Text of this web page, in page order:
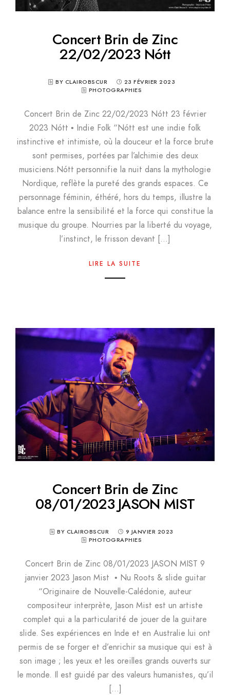
Concert Brin de Zinc
22/02/2023 Nótt
BY CLAIROBSCUR
23 FÉVRIER 2023
PHOTOGRAPHIES
Concert Brin de Zinc 22/02/2023 Nótt 23 février
2023 Nótt • Indie Folk “Nótt est une indie folk
instinctive et intimiste, où la douceur et la force brute
sont permises, portées par l’alchimie des deux
musiciens.Nótt personnifie la nuit dans la mythologie
Nordique, reflète la pureté des grands espaces. Ce
personnage féminin, éthéré, hors du temps, illustre la
balance entre la sensibilité et la force qui constitue la
musique du groupe. Nourries par la liberté du voyage,
l’instinct, le frisson devant […]
LIRE LA SUITE
Concert Brin de Zinc
08/01/2023 JASON MIST
BY CLAIROBSCUR
9 JANVIER 2023
PHOTOGRAPHIES
Concert Brin de Zinc 08/01/2023 JASON MIST 9
janvier 2023 Jason Mist • Nu Roots & slide guitar
“Originaire de Nouvelle-Calédonie, auteur
compositeur interprète, Jason Mist est un artiste
complet qui a la particularité de jouer de la guitare
slide. Ses expériences en Inde et en Australie lui ont
permis de se forger et d’enrichir sa musique qui est à
son image ; les yeux et les oreilles grands ouverts sur
le monde. Il est guidé par des valeurs humanistes, qu’il
[…]